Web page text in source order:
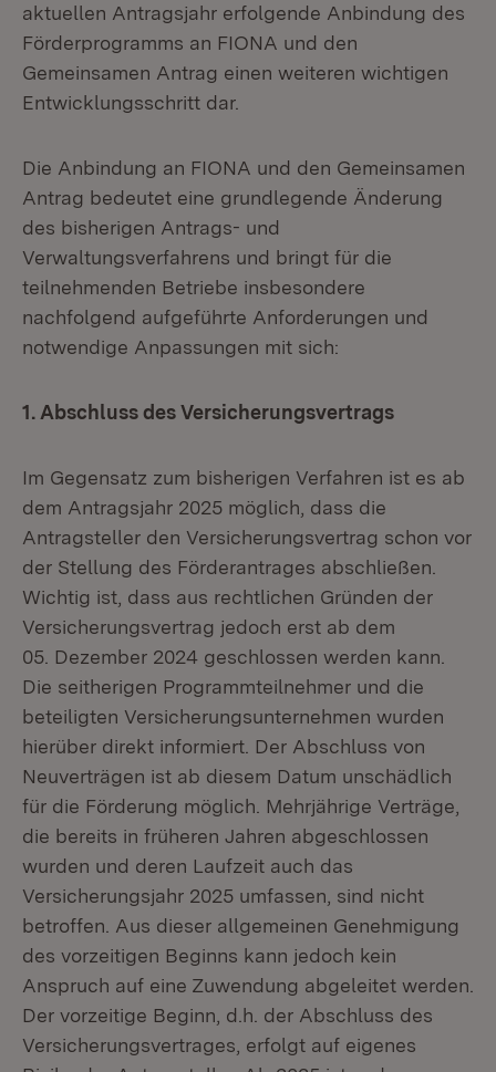
aktuellen Antragsjahr erfolgende Anbindung des
Förderprogramms an FIONA und den
Gemeinsamen Antrag einen weiteren wichtigen
Entwicklungsschritt dar.
Die Anbindung an FIONA und den Gemeinsamen
Antrag bedeutet eine grundlegende Änderung
des bisherigen Antrags- und
Verwaltungsverfahrens und bringt für die
teilnehmenden Betriebe insbesondere
nachfolgend aufgeführte Anforderungen und
notwendige Anpassungen mit sich:
1. Abschluss des Versicherungsvertrags
Im Gegensatz zum bisherigen Verfahren ist es ab
dem Antragsjahr 2025 möglich, dass die
Antragsteller den Versicherungsvertrag schon vor
der Stellung des Förderantrages abschließen.
Wichtig ist, dass aus rechtlichen Gründen der
Versicherungsvertrag jedoch erst ab dem
05. Dezember 2024 geschlossen werden kann.
Die seitherigen Programmteilnehmer und die
beteiligten Versicherungsunternehmen wurden
hierüber direkt informiert. Der Abschluss von
Neuverträgen ist ab diesem Datum unschädlich
für die Förderung möglich. Mehrjährige Verträge,
die bereits in früheren Jahren abgeschlossen
wurden und deren Laufzeit auch das
Versicherungsjahr 2025 umfassen, sind nicht
betroffen. Aus dieser allgemeinen Genehmigung
des vorzeitigen Beginns kann jedoch kein
Anspruch auf eine Zuwendung abgeleitet werden.
Der vorzeitige Beginn, d.h. der Abschluss des
Versicherungsvertrages, erfolgt auf eigenes